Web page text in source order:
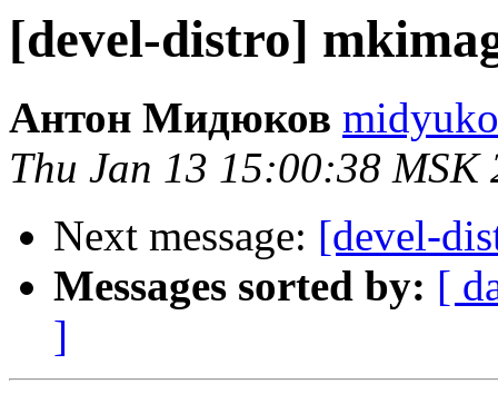
[devel-distro]
Антон Мидюков
Thu Jan 13 15:00:38 MSK
Next message: [devel-
Messages sorted by: [
]